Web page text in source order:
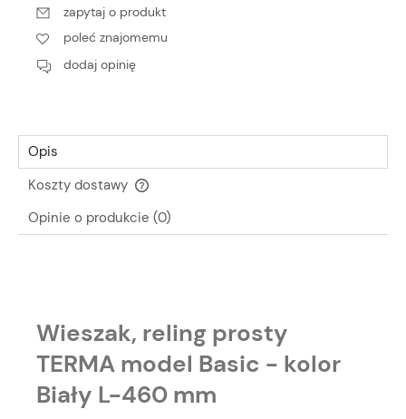
zapytaj o produkt
poleć znajomemu
dodaj opinię
Opis
Koszty dostawy
Cena nie zawiera ewentualnych kosztów płatności
Opinie o produkcie (0)
Wieszak, reling prosty
TERMA model Basic - kolor
Biały L-460 mm